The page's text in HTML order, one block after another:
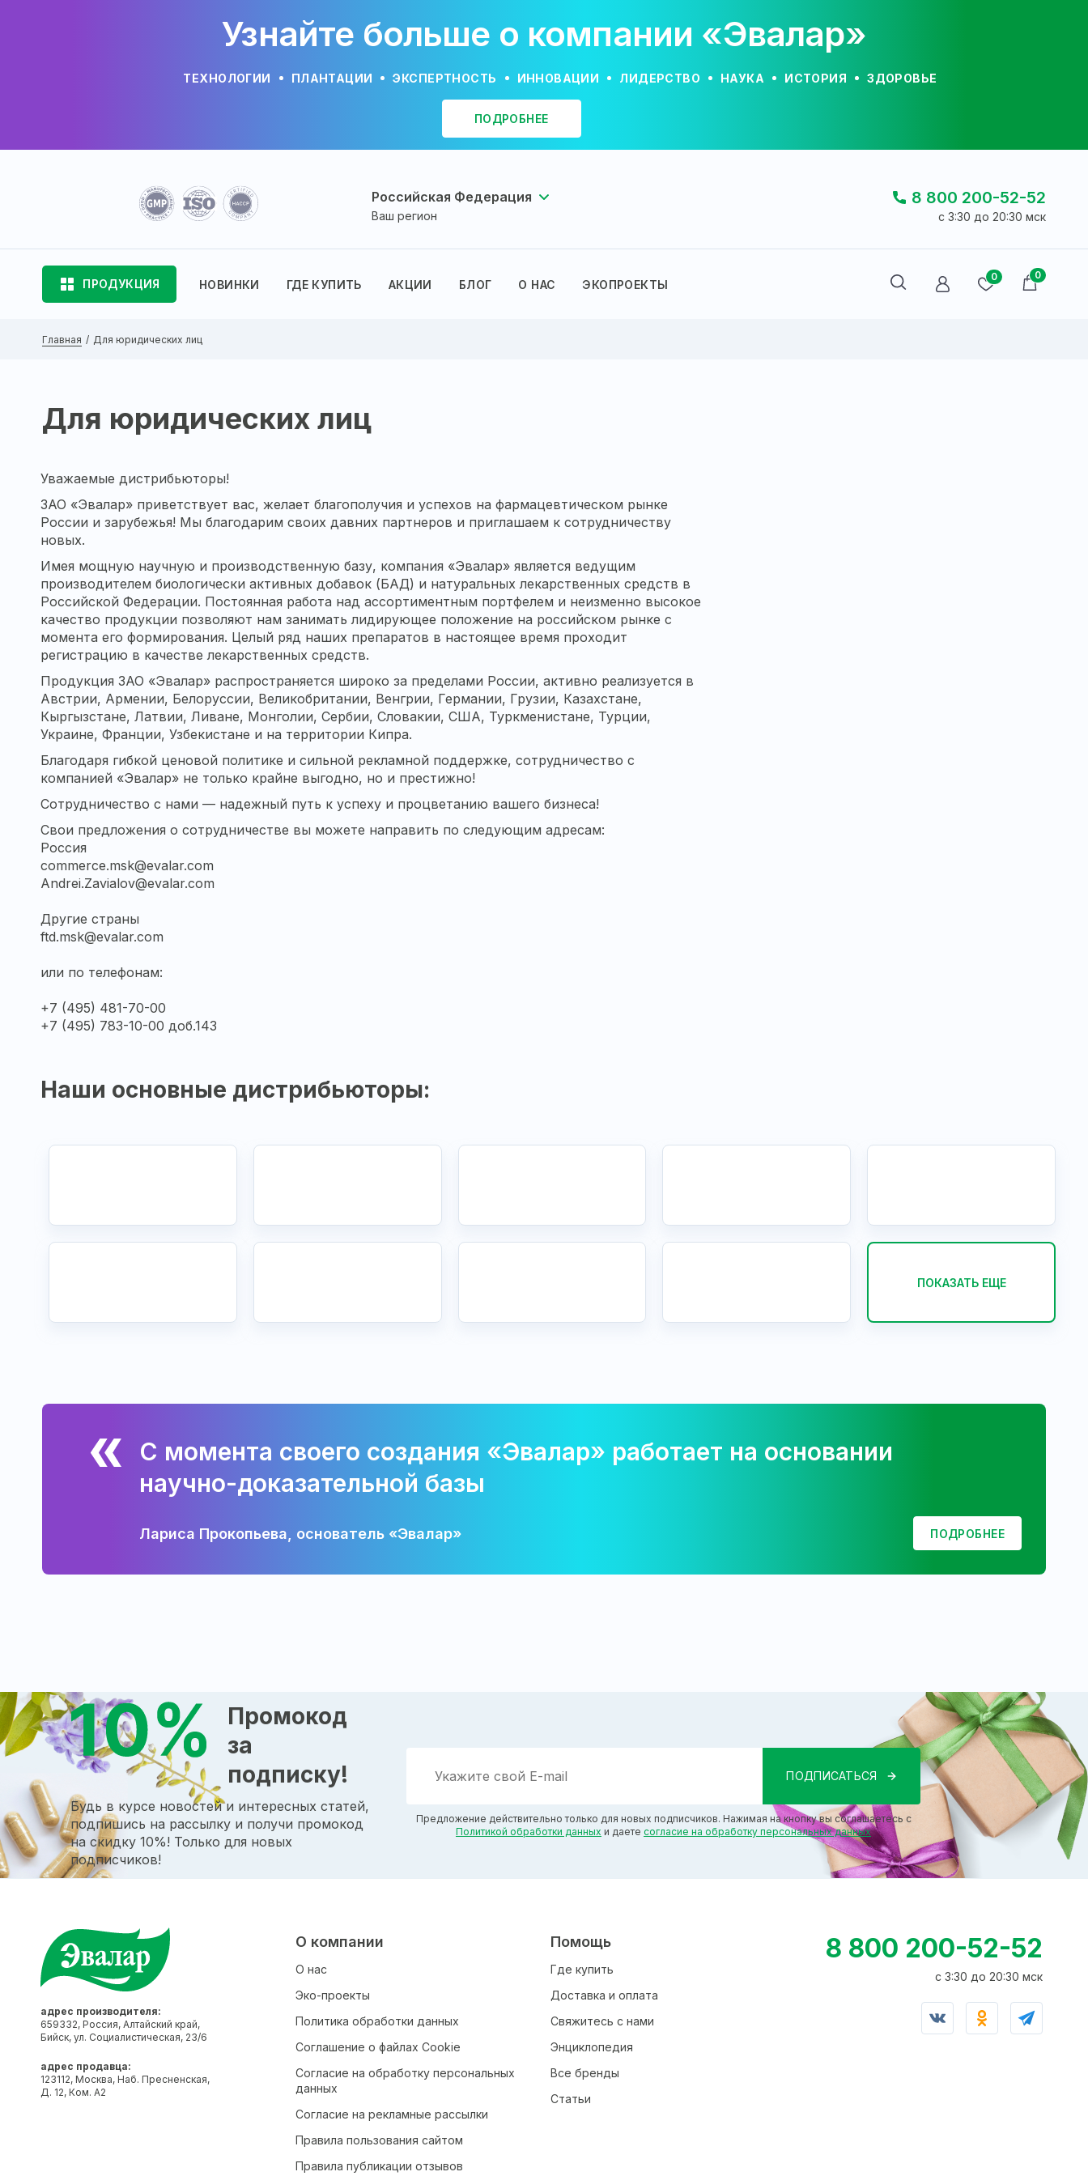
Узнайте больше о компании «Эвалар»
ТЕХНОЛОГИИ ПЛАНТАЦИИ ЭКСПЕРТНОСТЬ ИННОВАЦИИ ЛИДЕРСТВО НАУКА ИСТОРИЯ ЗДОРОВЬЕ
ПОДРОБНЕЕ
Российская Федерация
Ваш регион
8 800 200-52-52
c 3:30 до 20:30 мск
ПРОДУКЦИЯ НОВИНКИ ГДЕ КУПИТЬ АКЦИИ БЛОГ О НАС ЭКОПРОЕКТЫ
0 0
Главная Для юридических лиц
Для юридических лиц
Уважаемые дистрибьюторы!
ЗАО «Эвалар» приветствует вас, желает благополучия и успехов на фармацевтическом рынке
России и зарубежья! Мы благодарим своих давних партнеров и приглашаем к сотрудничеству
новых.
Имея мощную научную и производственную базу, компания «Эвалар» является ведущим
производителем биологически активных добавок (БАД) и натуральных лекарственных средств в
Российской Федерации. Постоянная работа над ассортиментным портфелем и неизменно высокое
качество продукции позволяют нам занимать лидирующее положение на российском рынке с
момента его формирования. Целый ряд наших препаратов в настоящее время проходит
регистрацию в качестве лекарственных средств.
Продукция ЗАО «Эвалар» распространяется широко за пределами России, активно реализуется в
Австрии, Армении, Белоруссии, Великобритании, Венгрии, Германии, Грузии, Казахстане,
Кыргызстане, Латвии, Ливане, Монголии, Сербии, Словакии, США, Туркменистане, Турции,
Украине, Франции, Узбекистане и на территории Кипра.
Благодаря гибкой ценовой политике и сильной рекламной поддержке, сотрудничество с
компанией «Эвалар» не только крайне выгодно, но и престижно!
Сотрудничество с нами — надежный путь к успеху и процветанию вашего бизнеса!
Свои предложения о сотрудничестве вы можете направить по следующим адресам:
Россия
commerce.msk@evalar.com
Andrei.Zavialov@evalar.com
Другие страны
ftd.msk@evalar.com
или по телефонам:
+7 (495) 481-70-00
+7 (495) 783-10-00 доб.143
Наши основные дистрибьюторы:
ПОКАЗАТЬ ЕЩЕ
С момента своего создания «Эвалар» работает на основании
научно-доказательной базы
Лариса Прокопьева, основатель «Эвалар» ПОДРОБНЕЕ
Промокод
за
подписку!
Будь в курсе новостей и интересных статей,
подпишись на рассылку и получи промокод
на скидку 10%! Только для новых
подписчиков!
Предложение действительно только для новых подписчиков. Нажимая на кнопку вы соглашаетесь с
Политикой обработки данных и даете согласие на обработку персональных данных
адрес производителя:
659332, Россия, Алтайский край,
Бийск, ул. Социалистическая, 23/6
адрес продавца:
123112, Москва, Наб. Пресненская,
Д. 12, Ком. А2
О компании
О нас
Эко-проекты
Политика обработки данных
Соглашение о файлах Cookie
Согласие на обработку персональных
данных
Согласие на рекламные рассылки
Правила пользования сайтом
Правила публикации отзывов
Помощь
Где купить
Доставка и оплата
Свяжитесь с нами
Энциклопедия
Все бренды
Статьи
8 800 200-52-52
c 3:30 до 20:30 мск